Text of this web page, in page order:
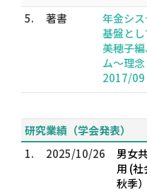
5.
著書
年金シ
基盤と
美穂子
ム〜理
2017/09
研究業績（学会発表）
1.
2025/10/26
男女
用 (
秋季